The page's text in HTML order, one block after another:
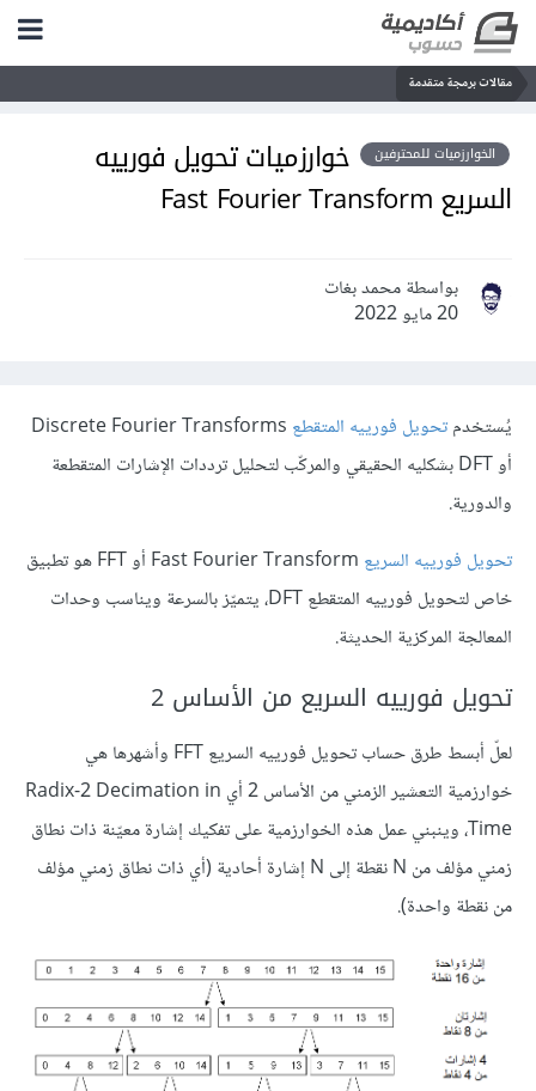
مقالات برمجة متقدمة
الخوارزميات للمحترفين
خوارزميات تحويل فورييه
السريع Fast Fourier Transform
بواسطة محمد بغات
20 مايو 2022
يُستخدمتحويل فورييه المتقطع Discrete Fourier Transforms
أو DFT بشكليه الحقيقي والمركّب لتحليل ترددات الإشارات المتقطعة
والدورية.
تحويل فورييه السريع
Fast Fourier Transform أو FFT هو تطبيق
خاص لتحويل فورييه المتقطع DFT، يتميّز بالسرعة ويناسب وحدات
المعالجة المركزية الحديثة.
تحويل فورييه السريع من الأساس 2
لعلّ أبسط طرق حساب تحويل فورييه السريع FFT وأشهرها هي
خوارزمية التعشير الزمني من الأساس 2 أي Radix-2 Decimation in
Time، وينبني عمل هذه الخوارزمية على تفكيك إشارة معيّنة ذات نطاق
زمني مؤلف من N نقطة إلى N إشارة أحادية (أي ذات نطاق زمني مؤلف
من نقطة واحدة).